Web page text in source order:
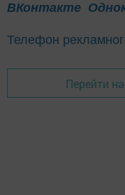
ВКонтакте
Телефон
Перейти